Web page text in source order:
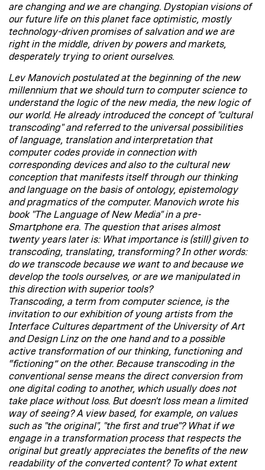
are changing and we are changing. Dystopian visions of
our future life on this planet face optimistic, mostly
technology-driven promises of salvation and we are
right in the middle, driven by powers and markets,
desperately trying to orient ourselves.
Lev Manovich postulated at the beginning of the new
millennium that we should turn to computer science to
understand the logic of the new media, the new logic of
our world. He already introduced the concept of "cultural
transcoding" and referred to the universal possibilities
of language, translation and interpretation that
computer codes provide in connection with
corresponding devices and also to the cultural new
conception that manifests itself through our thinking
and language on the basis of ontology, epistemology
and pragmatics of the computer. Manovich wrote his
book "The Language of New Media" in a pre-
Smartphone era. The question that arises almost
twenty years later is: What importance is (still) given to
transcoding, translating, transforming? In other words:
do we transcode because we want to and because we
develop the tools ourselves, or are we manipulated in
this direction with superior tools?
Transcoding, a term from computer science, is the
invitation to our exhibition of young artists from the
Interface Cultures department of the University of Art
and Design Linz on the one hand and to a possible
active transformation of our thinking, functioning and
“fictioning” on the other. Because transcoding in the
conventional sense means the direct conversion from
one digital coding to another, which usually does not
take place without loss. But doesn't loss mean a limited
way of seeing? A view based, for example, on values
such as "the original", "the first and true"? What if we
engage in a transformation process that respects the
original but greatly appreciates the benefits of the new
readability of the converted content? To what extent